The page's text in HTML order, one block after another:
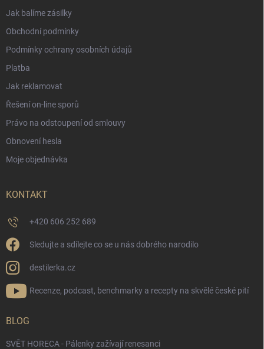
Jak balíme zásilky
Obchodní podmínky
Podmínky ochrany osobních údajů
Platba
Jak reklamovat
Řešení on-line sporů
Právo na odstoupení od smlouvy
Obnovení hesla
Moje objednávka
KONTAKT
+420 606 252 689
Sledujte a sdílejte co se u nás dobrého narodilo
destilerka.cz
Recenze, podcast, benchmarky a recepty na skvělé české pití
BLOG
SVĚT HORECA - Pálenky zažívají renesanci